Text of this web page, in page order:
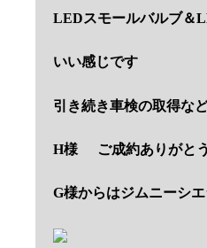
LEDスモールバルブ＆
いい感じです
引き続き車検の取得な
H様 ご成約ありがと
G様からはジムニーシ